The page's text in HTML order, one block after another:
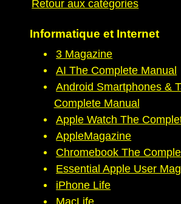
Retour aux catégories
Informatique et Internet
3 Magazine
AI The Complete Manual
Android Smartphones &
Complete Manual
Apple Watch The
AppleMagazine
Chromebook The
Essential Apple User
iPhone Life
MacLife